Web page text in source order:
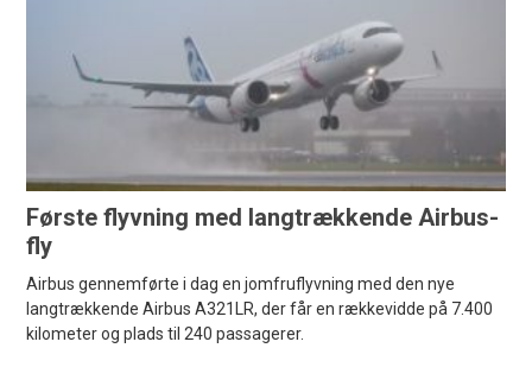
Første flyvning med langtrækkende Airbus-
fly
Airbus gennemførte i dag en jomfruflyvning med den nye
langtrækkende Airbus A321LR, der får en rækkevidde på 7.400
kilometer og plads til 240 passagerer.